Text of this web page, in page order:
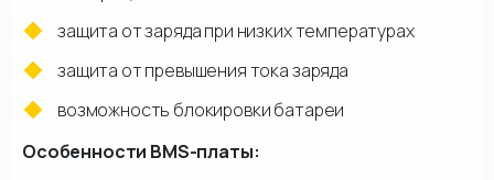
защита от заряда при низких температурах
защита от превышения тока заряда
возможность блокировки батареи
Особенности BMS-платы: